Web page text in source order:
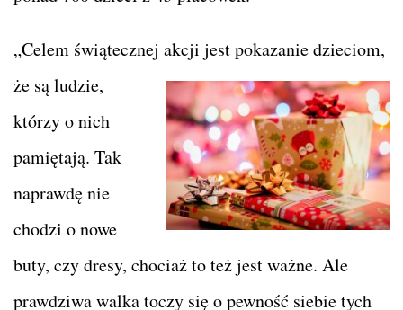
„Celem świątecznej akcji jest pokazanie dzieciom,
że są ludzie,
którzy o nich
pamiętają. Tak
naprawdę nie
chodzi o nowe
buty, czy dresy, chociaż to też jest ważne. Ale
prawdziwa walka toczy się o pewność siebie tych